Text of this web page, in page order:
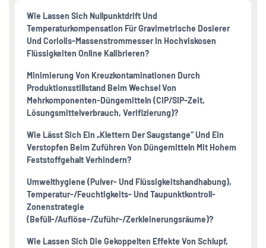
Wie Lassen Sich Nullpunktdrift Und
Temperaturkompensation Für Gravimetrische Dosierer
Und Coriolis-Massenstrommesser In Hochviskosen
Flüssigkeiten Online Kalibrieren?
Minimierung Von Kreuzkontaminationen Durch
Produktionsstillstand Beim Wechsel Von
Mehrkomponenten-Düngemitteln (CIP/SIP-Zeit,
Lösungsmittelverbrauch, Verifizierung)?
Wie Lässt Sich Ein „Klettern Der Saugstange“ Und Ein
Verstopfen Beim Zuführen Von Düngemitteln Mit Hohem
Feststoffgehalt Verhindern?
Umwelthygiene (Pulver- Und Flüssigkeitshandhabung),
Temperatur-/Feuchtigkeits- Und Taupunktkontroll-
Zonenstrategie
(Befüll-/Auflöse-/Zuführ-/Zerkleinerungsräume)?
Wie Lassen Sich Die Gekoppelten Effekte Von Schlupf,